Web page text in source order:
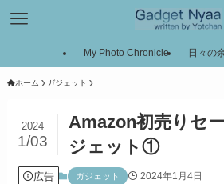
My Photo Chronicle 日々の
ホーム ガジェット
Amazon初売りセ
ジェット①
2024
1/03
広告 ガジェット 2024年1月4日